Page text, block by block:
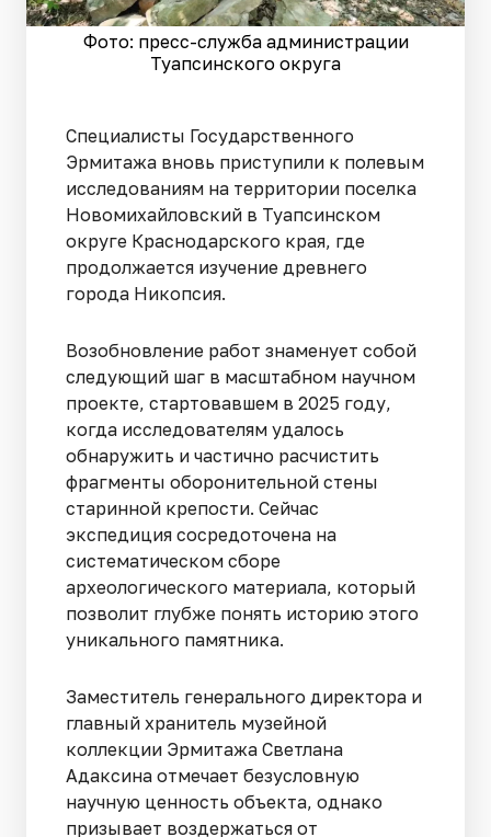
Фото: пресс-служба администрации
Туапсинского округа
Специалисты Государственного
Эрмитажа вновь приступили к полевым
исследованиям на территории поселка
Новомихайловский в Туапсинском
округе Краснодарского края, где
продолжается изучение древнего
города Никопсия.
Возобновление работ знаменует собой
следующий шаг в масштабном научном
проекте, стартовавшем в 2025 году,
когда исследователям удалось
обнаружить и частично расчистить
фрагменты оборонительной стены
старинной крепости. Сейчас
экспедиция сосредоточена на
систематическом сборе
археологического материала, который
позволит глубже понять историю этого
уникального памятника.
Заместитель генерального директора и
главный хранитель музейной
коллекции Эрмитажа Светлана
Адаксина отмечает безусловную
научную ценность объекта, однако
призывает воздержаться от